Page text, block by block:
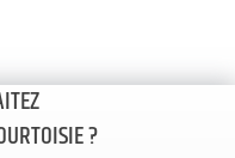
?